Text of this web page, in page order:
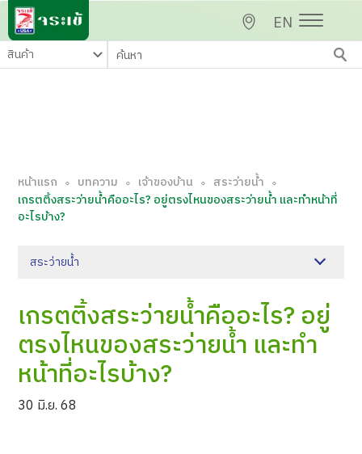
EN
หน้าแรก ∘ บทความ ∘ เจ้าของบ้าน ∘ สระว่ายน้ำ ∘
เกรตติ้งสระว่ายน้ำคืออะไร? อยู่ตรงไหนของสระว่ายน้ำ และทำหน้าที่
อะไรบ้าง?
สระว่ายน้ำ
เกรตติ้งสระว่ายน้ำคืออะไร? อยู่
ตรงไหนของสระว่ายน้ำ และทำ
หน้าที่อะไรบ้าง?
30 มิ.ย. 68